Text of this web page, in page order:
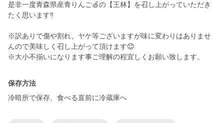
是非一度青森県産青りんご🍏の【王林】を召し上がっていただき
たく思います‼️
※訳ありで傷や割れ、ヤケ等ございますが味に変わりはありませ
んので美味しく召し上がって頂けます😊
※大小不揃いになります事ご理解の程宜しくお願い致します。
保存方法
冷暗所で保存、食べる直前に冷蔵庫へ